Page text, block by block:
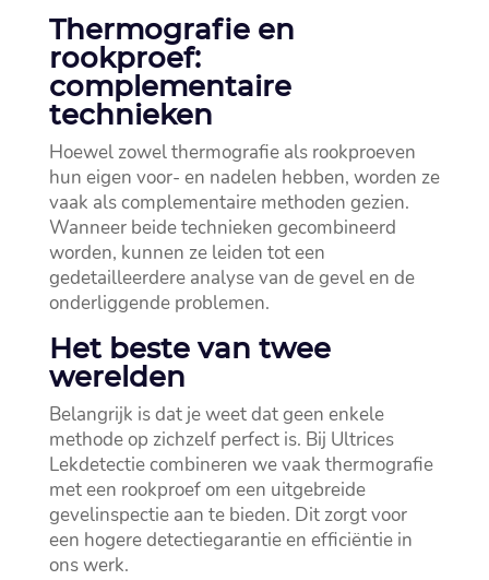
Thermografie en
rookproef:
complementaire
technieken
Hoewel zowel thermografie als rookproeven
hun eigen voor- en nadelen hebben, worden ze
vaak als complementaire methoden gezien.​
Wanneer beide technieken gecombineerd
worden, kunnen ze leiden tot een
gedetailleerdere analyse van de gevel en de
onderliggende problemen.​
Het beste van twee
werelden
Belangrijk is dat je weet dat geen enkele
methode op zichzelf perfect is.​ Bij Ultrices
Lekdetectie combineren we vaak thermografie
met een rookproef om een uitgebreide
gevelinspectie aan te bieden.​ Dit zorgt voor
een hogere detectiegarantie en efficiëntie in
ons werk.​